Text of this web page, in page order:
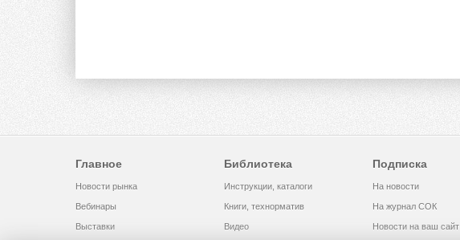
Главное
Новости рынка
Вебинары
Выставки
Библиотека
Инструкции, каталоги
Книги, технорматив
Видео
Подписка
На новости
На журнал СОК
Новости на ваш сайт